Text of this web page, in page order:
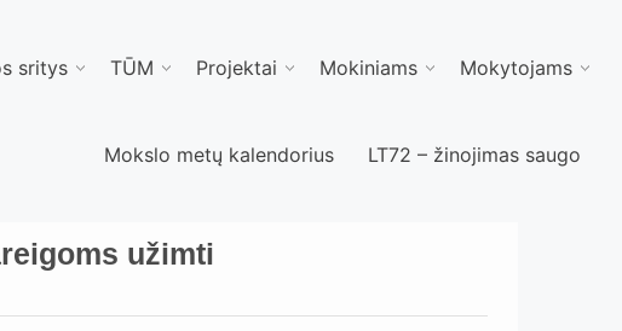
sritys TŪM Projektai Mokiniams Mokytojams
Mokslo metų kalendorius LT72 – žinojimas saugo
užimti